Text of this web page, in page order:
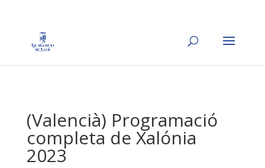
(Valencià) Programació
completa de Xalónia
2023